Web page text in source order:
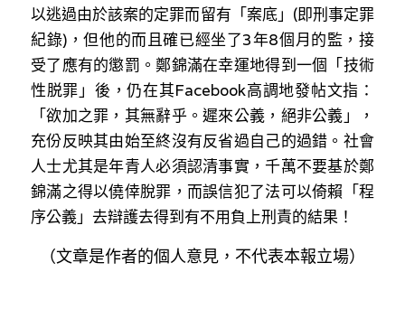
以逃過由於該案的定罪而留有「案底」(即刑事定罪
紀錄)，但他的而且確已經坐了3年8個月的監，接
受了應有的懲罰。鄭錦滿在幸運地得到一個「技術
性脱罪」後，仍在其Facebook高調地發帖文指：
「欲加之罪，其無辭乎。遲來公義，絕非公義」，
充份反映其由始至終沒有反省過自己的過錯。社會
人士尤其是年青人必須認清事實，千萬不要基於鄭
錦滿之得以僥倖脫罪，而誤信犯了法可以倚賴「程
序公義」去辯護去得到有不用負上刑責的結果！
（文章是作者的個人意見，不代表本報立場）